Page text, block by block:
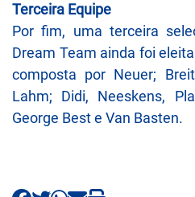
Terceira Equipe
Por fim, uma terceira
Dream Team ainda foi
composta por Neuer;
Lahm; Didi, Neeskens,
George Best e Van Basten.